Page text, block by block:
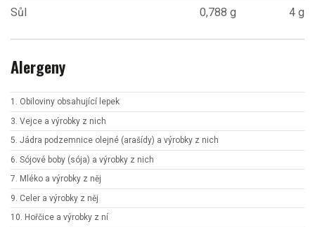
Sůl
0,788 g 4 g
Alergeny
1. Obiloviny obsahující lepek
3. Vejce a výrobky z nich
5. Jádra podzemnice olejné (arašídy) a výrobky z nich
6. Sójové boby (sója) a výrobky z nich
7. Mléko a výrobky z něj
9. Celer a výrobky z něj
10. Hořčice a výrobky z ní